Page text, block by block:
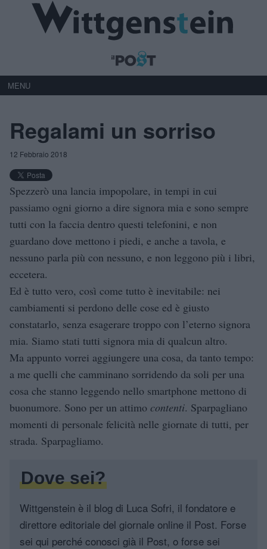
MENU
Regalami un sorriso
12 Febbraio 2018
Spezzerò una lancia impopolare, in tempi in cui
passiamo ogni giorno a dire signora mia e sono sempre
tutti con la faccia dentro questi telefonini, e non
guardano dove mettono i piedi, e anche a tavola, e
nessuno parla più con nessuno, e non leggono più i libri,
eccetera.
Ed è tutto vero, così come tutto è inevitabile: nei
cambiamenti si perdono delle cose ed è giusto
constatarlo, senza esagerare troppo con l’eterno signora
mia. Siamo stati tutti signora mia di qualcun altro.
Ma appunto vorrei aggiungere una cosa, da tanto tempo:
a me quelli che camminano sorridendo da soli per una
cosa che stanno leggendo nello smartphone mettono di
buonumore. Sono per un attimo contenti. Sparpagliano
momenti di personale felicità nelle giornate di tutti, per
strada. Sparpagliamo.
Dove sei?
Wittgenstein è il blog di Luca Sofri, il fondatore e
direttore editoriale del giornale online il Post. Forse
sei qui perché conosci già il Post, o forse sei